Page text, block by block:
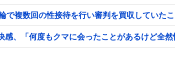
で複数回の性接待を行い審判を買収していた
感、「何度もクマに会ったことがあるけど全